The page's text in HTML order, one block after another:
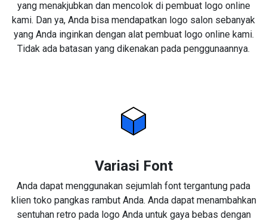
yang menakjubkan dan mencolok di pembuat logo online
kami. Dan ya, Anda bisa mendapatkan logo salon sebanyak
yang Anda inginkan dengan alat pembuat logo online kami.
Tidak ada batasan yang dikenakan pada penggunaannya.
Variasi Font
Anda dapat menggunakan sejumlah font tergantung pada
klien toko pangkas rambut Anda. Anda dapat menambahkan
sentuhan retro pada logo Anda untuk gaya bebas dengan